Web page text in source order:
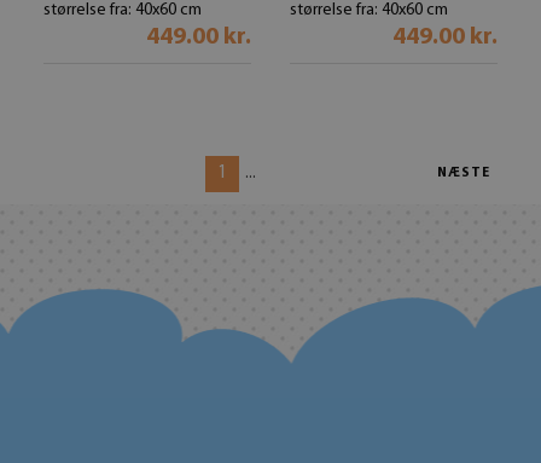
størrelse fra: 40x60 cm
449.00 kr.
størrelse fra: 40x60 cm
449.00 kr.
1 ... NÆSTE